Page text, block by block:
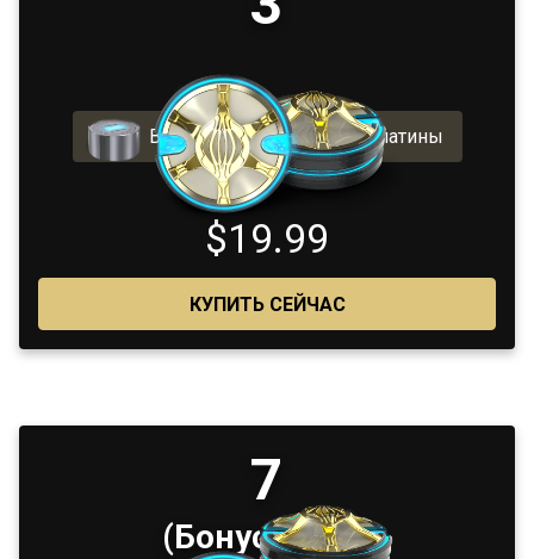
Включает 200 бонусной платины
$19.99
КУПИТЬ СЕЙЧАС
7
(Бонус: 6 + 1)